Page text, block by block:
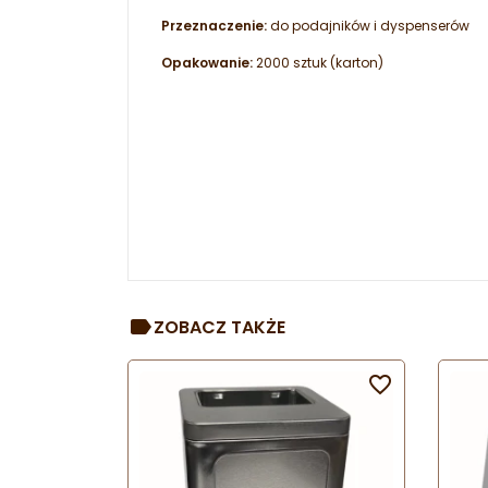
Przeznaczenie:do podajników i dyspenserów
Opakowanie:2000 sztuk (karton)
ZOBACZ TAKŻE
